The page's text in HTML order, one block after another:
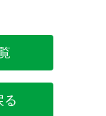
る